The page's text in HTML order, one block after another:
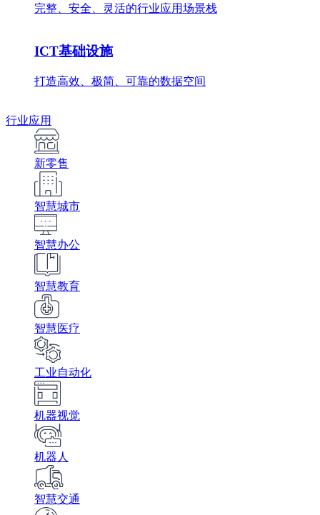
完整、安全、灵活的行业应用场景栈
ICT基础设施
打造高效、极简、可靠的数据空间
行业应用
新零售
智慧城市
智慧办公
智慧教育
智慧医疗
工业自动化
机器视觉
机器人
智慧交通